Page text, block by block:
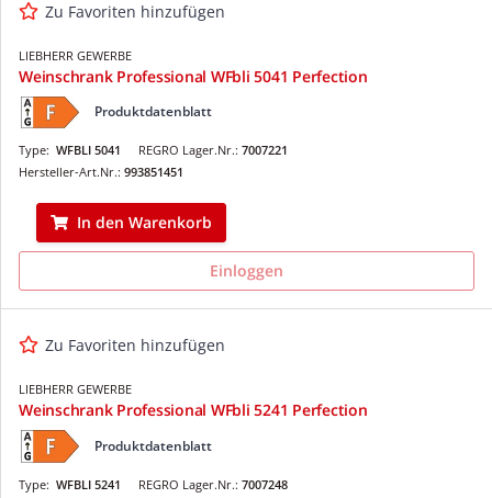
Zu Favoriten hinzufügen
LIEBHERR GEWERBE
Weinschrank Professional WFbli 5041 Perfection
Produktdatenblatt
REGRO Lager.Nr.: 7007221
Type: WFBLI 5041
Hersteller-Art.Nr.: 993851451
In den Warenkorb
Einloggen
Zu Favoriten hinzufügen
LIEBHERR GEWERBE
Weinschrank Professional WFbli 5241 Perfection
Produktdatenblatt
REGRO Lager.Nr.: 7007248
Type: WFBLI 5241